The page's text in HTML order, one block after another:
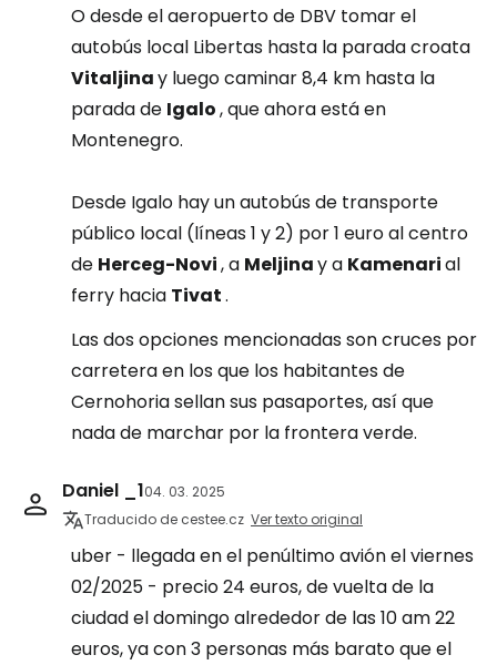
O desde el aeropuerto de DBV tomar el
autobús local Libertas hasta la parada croata
Vitaljinay luego caminar 8,4 km hasta la
parada de Igalo, que ahora está en
Montenegro.
Desde Igalo hay un autobús de transporte
público local (líneas 1 y 2) por 1 euro al centro
de Herceg-Novi, a Meljinay a Kamenarial
ferry hacia Tivat.
Las dos opciones mencionadas son cruces por
carretera en los que los habitantes de
Cernohoria sellan sus pasaportes, así que
nada de marchar por la frontera verde.
Daniel _104. 03. 2025
Traducido de cestee.cz Ver texto original
uber - llegada en el penúltimo avión el viernes
02/2025 - precio 24 euros, de vuelta de la
ciudad el domingo alrededor de las 10 am 22
euros, ya con 3 personas más barato que el